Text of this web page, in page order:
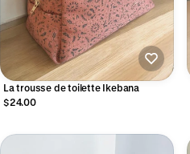
La trousse de toilette Ikebana
$24.00